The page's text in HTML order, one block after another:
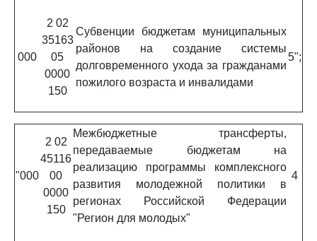
000
2 02
35163
05
0000
150
Субвенции бюджетам муниципальных
районов на создание системы
долговременного ухода за гражданами
пожилого возраста и инвалидами
5";
"000
2 02
45116
00
0000
150
Межбюджетные трансферты,
передаваемые бюджетам на
реализацию программы комплексного
развития молодежной политики в
регионах Российской Федерации
"Регион для молодых"
4